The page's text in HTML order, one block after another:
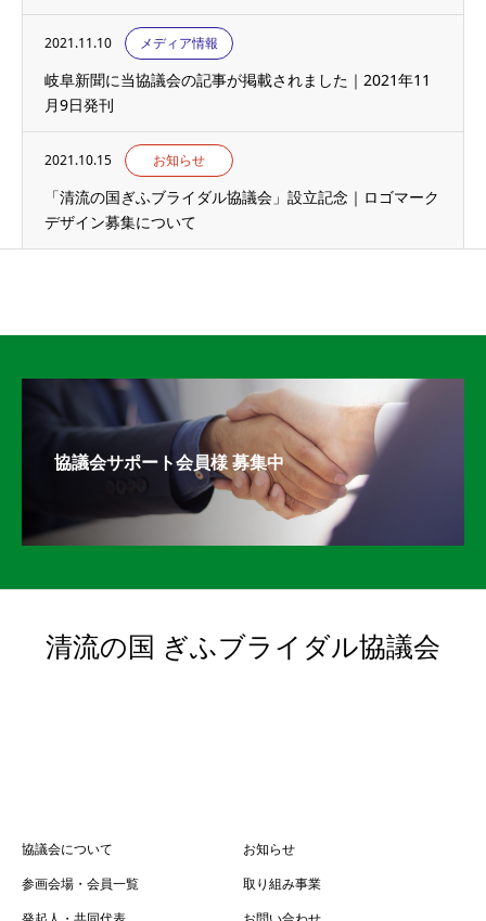
2021.11.10 メディア情報
岐阜新聞に当協議会の記事が掲載されました｜2021年11
月9日発刊
2021.10.15 お知らせ
「清流の国ぎふブライダル協議会」設立記念｜ロゴマーク
デザイン募集について
協議会サポート会員様 募集中
清流の国 ぎふブライダル協議会
協議会について
お知らせ
参画会場・会員一覧
取り組み事業